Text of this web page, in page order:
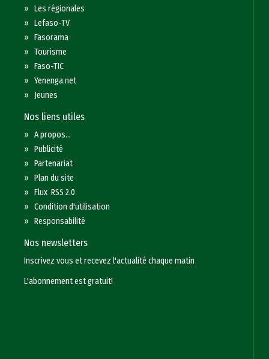
»Les régionales
»Lefaso-TV
»Fasorama
»Tourisme
»Faso-TIC
»Yenenga.net
» Jeunes
Nos liens utiles
»A propos...
»Publicité
»Partenariat
»Plan du site
»Flux RSS 2.0
»Condition d'utilisation
»Responsabilité
Nos newsletters
Inscrivez vous et recevez l'actualité chaque matin
L'abonnement est gratuit!